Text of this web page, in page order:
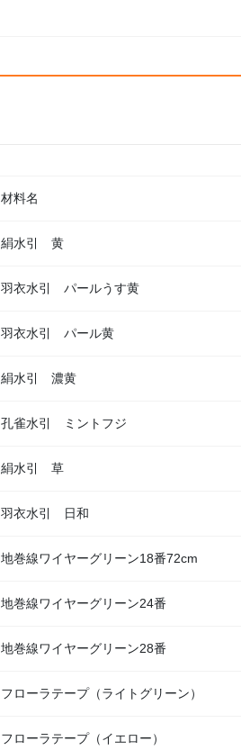
材料名
絹水引 黄
羽衣水引 パールうす黄
羽衣水引 パール黄
絹水引 濃黄
孔雀水引 ミントフジ
絹水引 草
羽衣水引 日和
地巻線ワイヤーグリーン18番72cm
地巻線ワイヤーグリーン24番
地巻線ワイヤーグリーン28番
フローラテープ（ライトグリーン）
フローラテープ（イエロー）